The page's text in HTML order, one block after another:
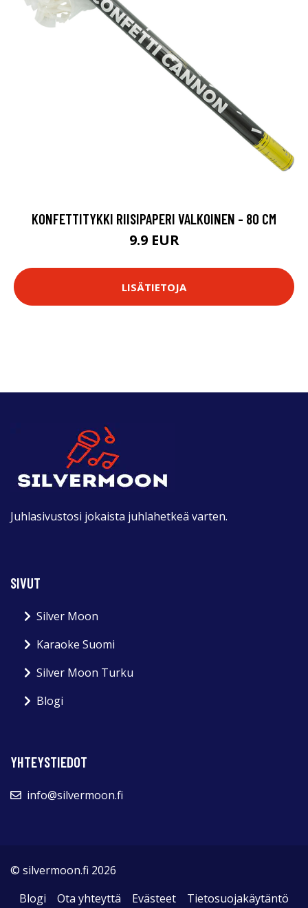
KONFETTITYKKI RIISIPAPERI VALKOINEN - 80 CM
9.9 EUR
LISÄTIETOJA
Juhlasivustosi jokaista juhlahetkeä varten.
SIVUT
Silver Moon
Karaoke Suomi
Silver Moon Turku
Blogi
YHTEYSTIEDOT
info@silvermoon.fi
© silvermoon.fi 2026
Blogi
Ota yhteyttä Evästeet Tietosuojakäytäntö